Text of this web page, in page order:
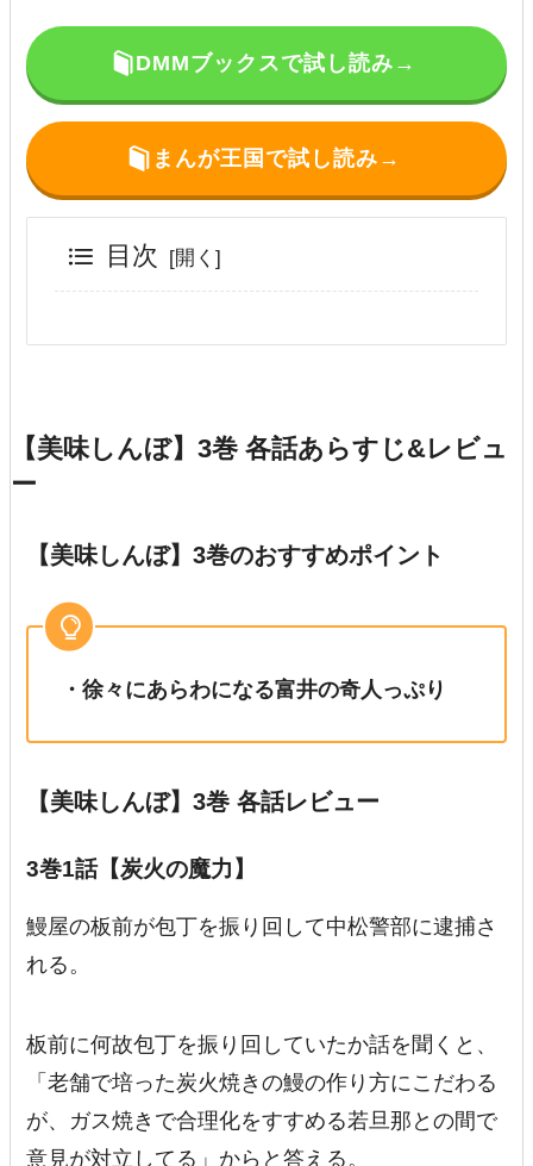
DMMブックスで試し読み→
まんが王国で試し読み→
目次
【美味しんぼ】3巻 各話あらすじ&レビュ
ー
【美味しんぼ】3巻のおすすめポイント
・徐々にあらわになる富井の奇人っぷり
【美味しんぼ】3巻 各話レビュー
3巻1話【炭火の魔力】
鰻屋の板前が包丁を振り回して中松警部に逮捕さ
れる。
板前に何故包丁を振り回していたか話を聞くと、
「老舗で培った炭火焼きの鰻の作り方にこだわる
が、ガス焼きで合理化をすすめる若旦那との間で
意見が対立してる」からと答える。